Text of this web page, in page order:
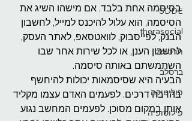
SDDE
therasocial
תרסושל
ברסלב
פוליטיקה
פילוסופיה
בסיסמה אחת בלבד. אם מישהו השיג את
הסיסמה, הוא עלול להיכנס למייל, לחשבון
הבנק, לפייסבוק, לוואטסאפ, לאתר העסק,
לחשבון הענן, או לכל שירות אחר שבו
השתמשתם באותה סיסמה.
הבעיה היא שסיסמאות יכולות להיחשף
בהרבה דרכים. לפעמים האדם עצמו מקליד
אותן במקום מסוכן. לפעמים המחשב נגוע